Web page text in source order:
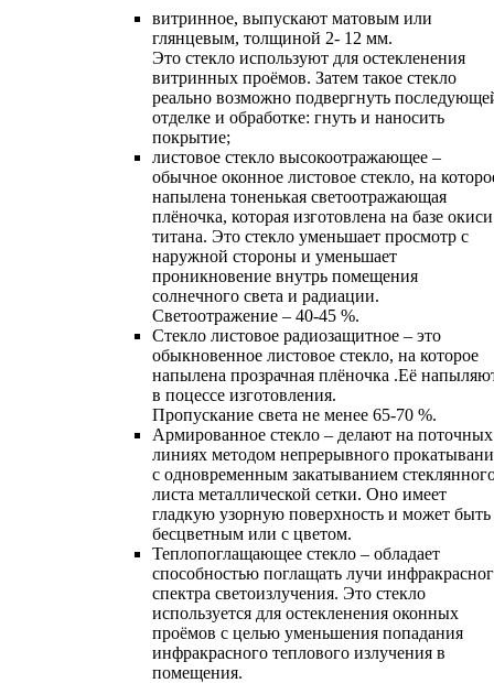
витринное, выпускают матовым или
глянцевым, толщиной 2- 12 мм.
Это стекло используют для остекленения
витринных проёмов. Затем такое стекло
реально возможно подвергнуть
отделке и oбработке: гнуть и наносить
покрытие;
листовое стекло высокоотражающее –
обычное оконное листовое стекло, на
напылена тоненькая светоотражающая
плёночка, которая изготовлена на базе окиси
титана. Это стекло уменьшает просмотр с
наружной стороны и уменьшает
проникновение внутрь помещения
солнечного света и радиации.
Светоотражение – 40-45 %.
Cтекло листовое радиозащитное – это
обыкновенное листовое стекло, на которое
напылена прозрачная плёночка .Её
в поцессе изготовления.
Пропускание света не менее 65-70 %.
Армированное стекло – делают на поточных
линиях методом непрерывного
с одновременным закатыванием
листа металлической сетки. Оно имеет
гладкую узорную поверхность и может быть
бесцветным или с цветом.
Теплопоглащающее стекло – обладает
способностью поглащать лучи
спектра светоизлучения. Это стекло
используется для остекленения оконных
проёмов с целью уменьшения попадания
инфракрасного теплового излучения в
помещения.